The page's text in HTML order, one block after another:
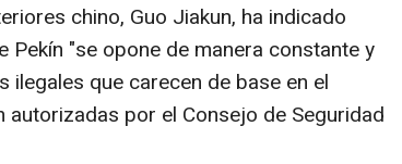
chino, Guo Jiakun, ha indicado
Pekín "se opone de manera constante y
ilegales que carecen de base en el
autorizadas por el Consejo de Seguridad